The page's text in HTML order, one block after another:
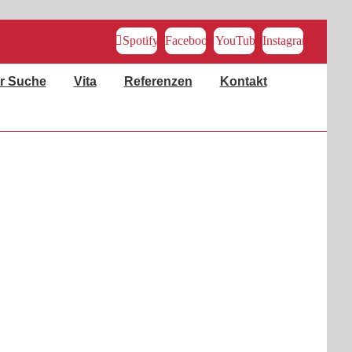
Spotify Facebook YouTube Instagram
Suche Vita Referenzen Kontakt